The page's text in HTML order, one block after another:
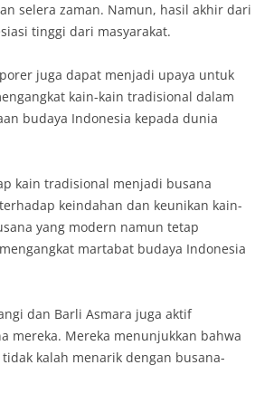
selera zaman. Namun, hasil akhir dari
tinggi dari masyarakat.
juga dapat menjadi upaya untuk
kain-kain tradisional dalam
budaya Indonesia kepada dunia
kain tradisional menjadi busana
keindahan dan keunikan kain-
yang modern namun tetap
martabat budaya Indonesia
dan Barli Asmara juga aktif
mereka. Mereka menunjukkan bahwa
kalah menarik dengan busana-